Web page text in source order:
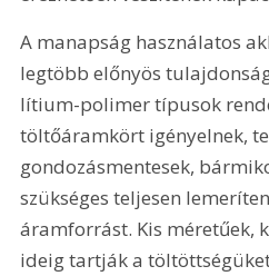
A manapság használatos
legtöbb előnyös
lítium-polimer típusok
töltőáramkört igényelnek,
gondozásmentesek,
szükséges teljesen
áramforrást. Kis méretűek,
ideig tartják a